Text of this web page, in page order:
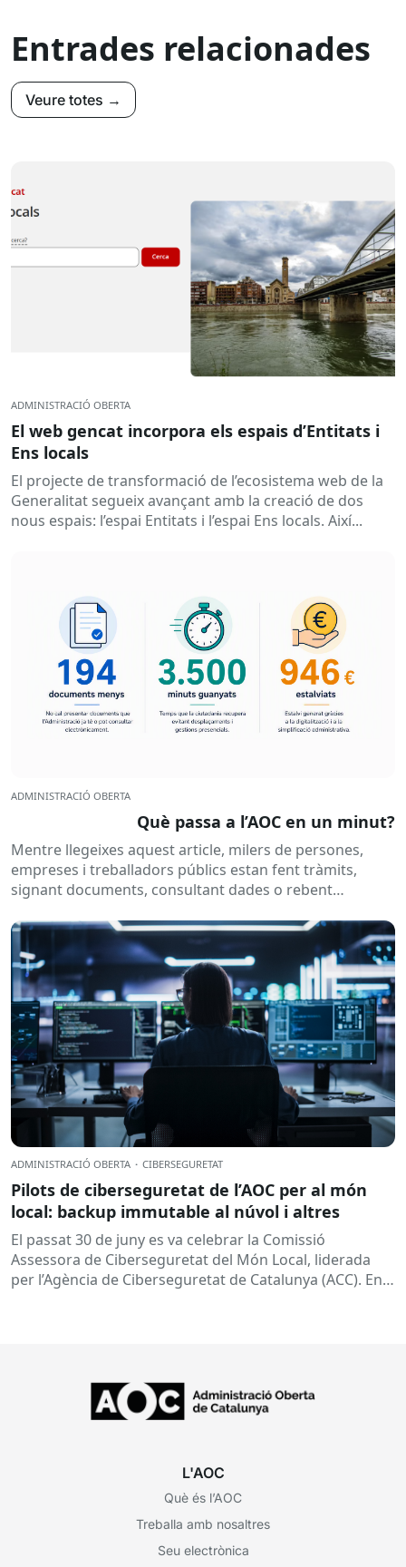
Entrades relacionades
Veure totes →
ADMINISTRACIÓ OBERTA
El web gencat incorpora els espais d’Entitats i
Ens locals
El projecte de transformació de l’ecosistema web de la
Generalitat segueix avançant amb la creació de dos
nous espais: l’espai Entitats i l’espai Ens locals. Així...
ADMINISTRACIÓ OBERTA
Què passa a l’AOC en un minut?
Mentre llegeixes aquest article, milers de persones,
empreses i treballadors públics estan fent tràmits,
signant documents, consultant dades o rebent
habitualment...
ADMINISTRACIÓ OBERTA · CIBERSEGURETAT
Pilots de ciberseguretat de l’AOC per al món
local: backup immutable al núvol i altres
El passat 30 de juny es va celebrar la Comissió
Assessora de Ciberseguretat del Món Local, liderada
per l’Agència de Ciberseguretat de Catalunya (ACC). En
L'AOC
Què és l’AOC
Treballa amb nosaltres
Seu electrònica